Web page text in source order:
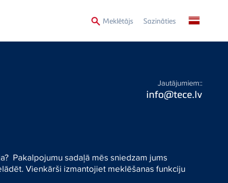
MeklētājsSecondary
Menu
Sazināties
Jautājumiem::
info@tece.lv
Pakalpojumu sadaļā mēs sniedzam jums
Vienkārši izmantojiet meklēšanas funkciju